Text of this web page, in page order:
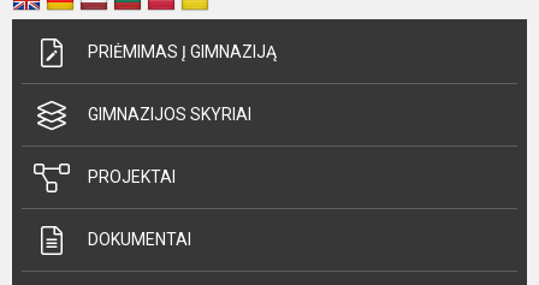
PRIĖMIMAS Į GIMNAZIJĄ
GIMNAZIJOS SKYRIAI
PROJEKTAI
DOKUMENTAI